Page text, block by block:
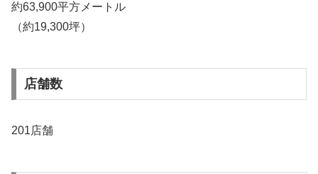
約63,900平方メートル
（約19,300坪）
店舗数
201店舗